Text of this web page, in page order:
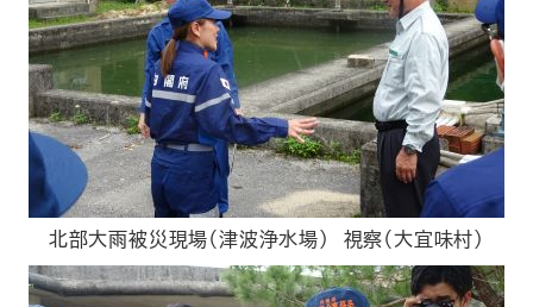
北部大雨被災現場（津波浄水場） 視察（大宜味村）